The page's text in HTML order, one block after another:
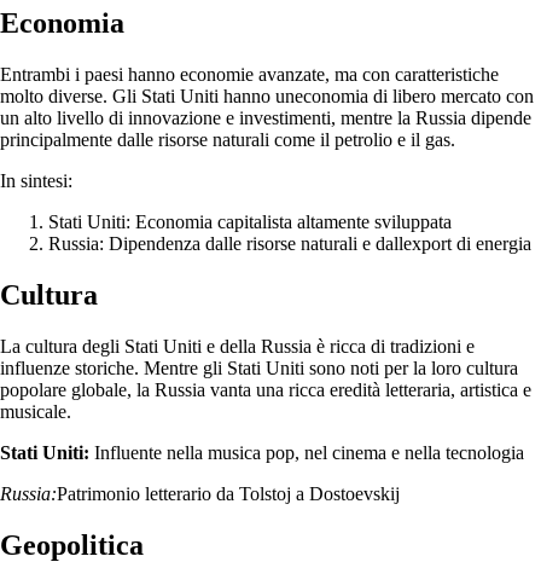
Economia
Entrambi i paesi hanno economie avanzate, ma con caratteristiche
molto diverse. Gli Stati Uniti hanno uneconomia di libero mercato con
un alto livello di innovazione e investimenti, mentre la Russia dipende
principalmente dalle risorse naturali come il petrolio e il gas.
In sintesi:
Stati Uniti: Economia capitalista altamente sviluppata
Russia: Dipendenza dalle risorse naturali e dallexport di energia
Cultura
La cultura degli Stati Uniti e della Russia è ricca di tradizioni e
influenze storiche. Mentre gli Stati Uniti sono noti per la loro cultura
popolare globale, la Russia vanta una ricca eredità letteraria, artistica e
musicale.
Stati Uniti: Influente nella musica pop, nel cinema e nella tecnologia
Russia:Patrimonio letterario da Tolstoj a Dostoevskij
Geopolitica